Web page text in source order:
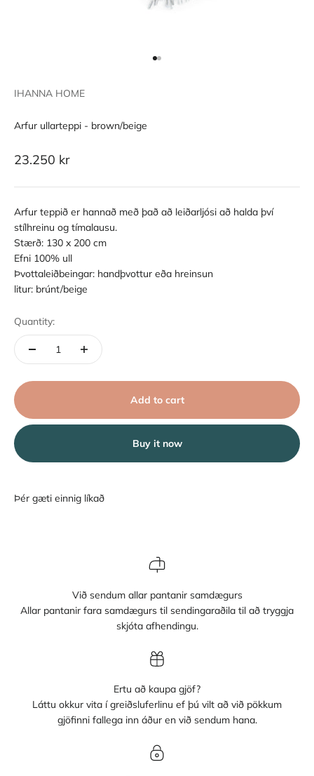
IHANNA HOME
Arfur ullarteppi - brown/beige
Sale price
23.250 kr
Arfur teppið er hannað með það að leiðarljósi að halda því
stílhreinu og tímalausu.
Stærð: 130 x 200 cm
Efni 100% ull
Þvottaleiðbeingar: handþvottur eða hreinsun
litur: brúnt/beige
Quantity:
Add to cart
Buy it now
Við sendum allar pantanir samdægurs
Allar pantanir fara samdægurs til sendingaraðila til að tryggja
skjóta afhendingu.
Ertu að kaupa gjöf?
Láttu okkur vita í greiðsluferlinu ef þú vilt að við pökkum
gjöfinni fallega inn áður en við sendum hana.